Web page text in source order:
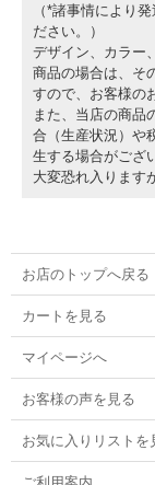
（*諸事情により
ださい。）
デザイン、カラー
商品の場合は、そ
すので、お客様の
また、当店の商品
合（生産状況）や
生する場合がござ
大変恐れ入ります
お店のトップへ戻る
カートを見る
マイページへ
お客様の声を見る
お気に入りリストを